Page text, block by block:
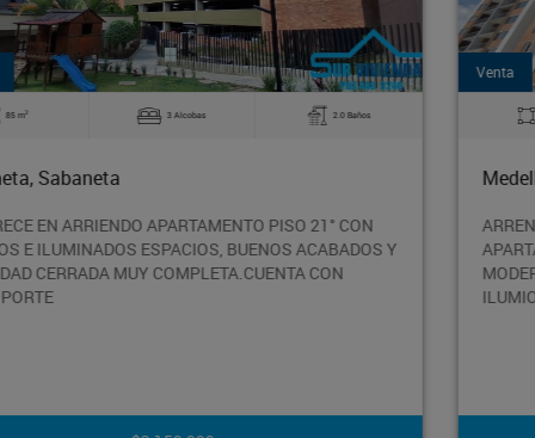
Y
Venta
70 m2 3 Alcobas 2.0 Baños
Medellín, Medellin
ARRENDAMIENTOS SURVIVIENDA ARRIENDA
APARTAMENTO EN MEDELLIN, CUENTA CON ACABADOS
MODERNOS, ESPACIOS AMPLIOS CON MUY BUENA